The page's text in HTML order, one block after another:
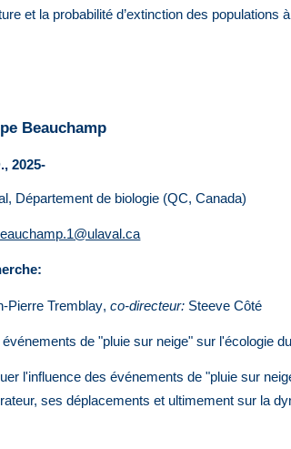
et la probabilité d’extinction des populations
Beauchamp
2025-
Département de biologie (QC, Canada)
Pierre Tremblay,co-directeur: Steeve Côté
événements de "pluie sur neige" sur l'écologie
l'influence des événements de "pluie sur
ses déplacements et ultimement sur la